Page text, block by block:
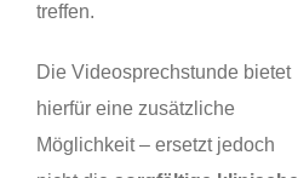
treffen.
Die Videosprechstunde bietet
hierfür eine zusätzliche
Möglichkeit – ersetzt jedoch